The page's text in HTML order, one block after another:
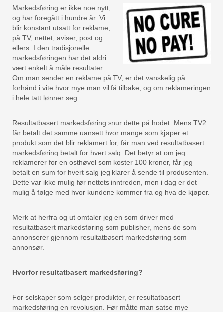
Markedsføring er ikke noe nytt,
og har foregått i hundre år. Vi
blir konstant utsatt for reklame,
på TV, nettet, aviser, post og
ellers. I den tradisjonelle
markedsføringen har det aldri
vært enkelt å måle resultater.
Om man sender en reklame på TV, er det vanskelig på
forhånd i vite hvor mye man vil få tilbake, og om reklameringen
i hele tatt lønner seg.
Resultatbasert markedsføring snur dette på hodet. Mens TV2
får betalt det samme uansett hvor mange som kjøper et
produkt som det blir reklamert for, får man ved resultatbasert
markedsføring betalt for hvert salg. Det betyr at om jeg
reklamerer for en osthøvel som koster 100 kroner, får jeg
betalt en sum for hvert salg jeg klarer å sende til produsenten.
Dette var ikke mulig før nettets inntreden, men i dag er det
mulig å følge med hvor kundene kommer fra og hva de kjøper.
Merk at herfra og ut omtaler jeg en som driver med
resultatbasert markedsføring som publisher, mens de som
annonserer gjennom resultatbasert markedsføring som
annonsør.
Hvorfor resultatbasert markedsføring?
For selskaper som selger produkter, er resultatbasert
markedsføring en revolusjon. Før måtte man satse mye